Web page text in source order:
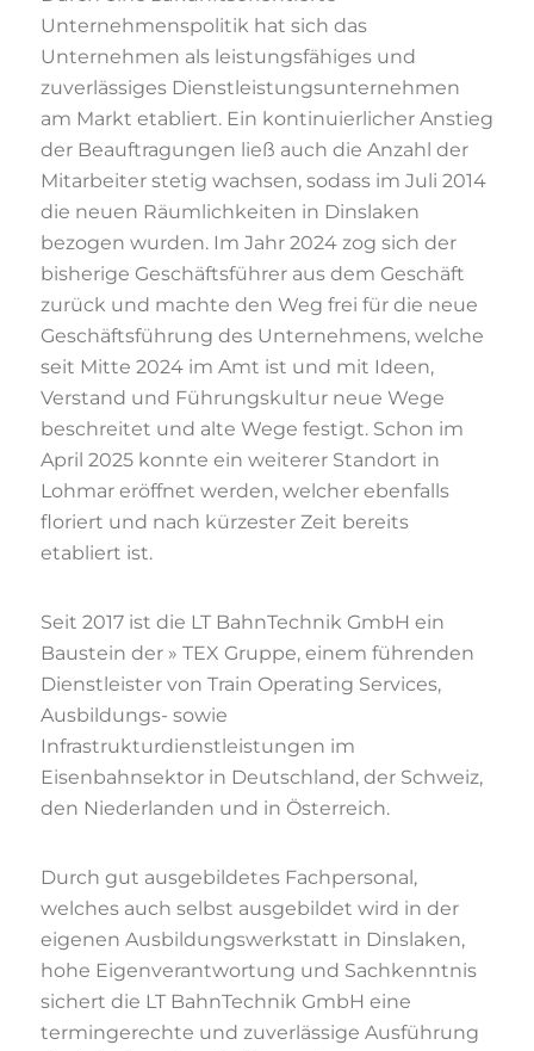
Unternehmenspolitik hat sich das
Unternehmen als leistungsfähiges und
zuverlässiges Dienstleistungsunternehmen
am Markt etabliert. Ein kontinuierlicher Anstieg
der Beauftragungen ließ auch die Anzahl der
Mitarbeiter stetig wachsen, sodass im Juli 2014
die neuen Räumlichkeiten in Dinslaken
bezogen wurden. Im Jahr 2024 zog sich der
bisherige Geschäftsführer aus dem Geschäft
zurück und machte den Weg frei für die neue
Geschäftsführung des Unternehmens, welche
seit Mitte 2024 im Amt ist und mit Ideen,
Verstand und Führungskultur neue Wege
beschreitet und alte Wege festigt. Schon im
April 2025 konnte ein weiterer Standort in
Lohmar eröffnet werden, welcher ebenfalls
floriert und nach kürzester Zeit bereits
etabliert ist.
Seit 2017 ist die LT BahnTechnik GmbH ein
Baustein der » TEX Gruppe, einem führenden
Dienstleister von Train Operating Services,
Ausbildungs- sowie
Infrastrukturdienstleistungen im
Eisenbahnsektor in Deutschland, der Schweiz,
den Niederlanden und in Österreich.
Durch gut ausgebildetes Fachpersonal,
welches auch selbst ausgebildet wird in der
eigenen Ausbildungswerkstatt in Dinslaken,
hohe Eigenverantwortung und Sachkenntnis
sichert die LT BahnTechnik GmbH eine
termingerechte und zuverlässige Ausführung